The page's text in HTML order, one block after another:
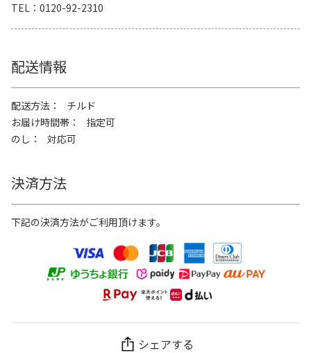
TEL
0120-92-2310
配送情報
配送方法
チルド
お届け時間帯
指定可
のし
対応可
決済方法
下記の決済方法がご利用頂けます。
シェアする